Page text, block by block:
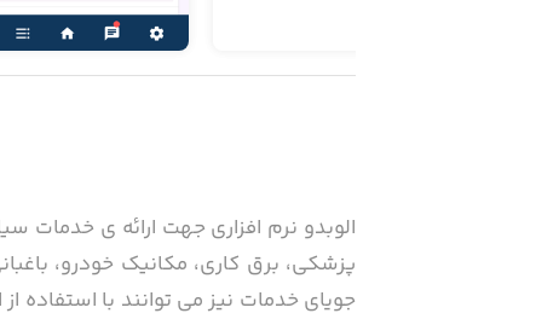
الوبدو نرم افزاری جهت ارائه ی
پزشکی، برق کاری، مکانیک خودرو،
جویای خدمات نیز می توانند با استفاده